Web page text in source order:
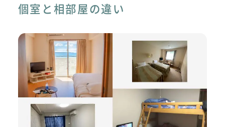
個室と相部屋の違い